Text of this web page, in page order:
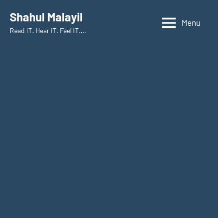
content
Shahul Malayil
Read IT. Hear IT. Feel IT….
Menu